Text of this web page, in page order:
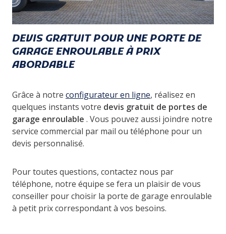
DEVIS GRATUIT POUR UNE PORTE DE
GARAGE ENROULABLE À PRIX
ABORDABLE
Grâce à notre configurateur en ligne, réalisez en
quelques instants votre devis gratuit de portes de
garage enroulable . Vous pouvez aussi joindre notre
service commercial par mail ou téléphone pour un
devis personnalisé.
Pour toutes questions, contactez nous par
téléphone, notre équipe se fera un plaisir de vous
conseiller pour choisir la porte de garage enroulable
à petit prix correspondant à vos besoins.